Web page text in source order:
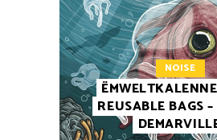
NOISE
REUSABLE BAGS